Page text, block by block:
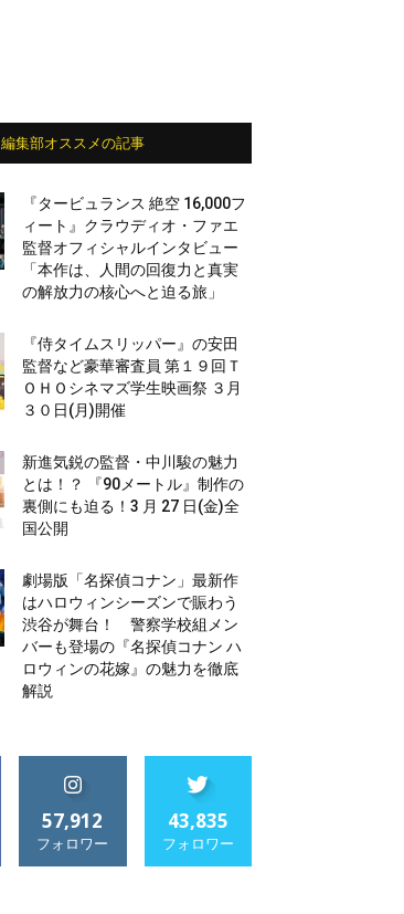
編集部オススメの記事
『タービュランス 絶空 16,000フ
ィート』クラウディオ・ファエ
監督オフィシャルインタビュー
「本作は、人間の回復力と真実
の解放力の核心へと迫る旅」
『侍タイムスリッパー』の安田
監督など豪華審査員 第１９回Ｔ
ＯＨＯシネマズ学生映画祭 ３月
３０日(月)開催
新進気鋭の監督・中川駿の魅力
とは！？ 『90メートル』制作の
裏側にも迫る！3 月 27 日(金)全
国公開
劇場版「名探偵コナン」最新作
はハロウィンシーズンで賑わう
渋谷が舞台！ 警察学校組メン
バーも登場の『名探偵コナン ハ
ロウィンの花嫁』の魅力を徹底
解説
57,912
フォロワー
43,835
フォロワー